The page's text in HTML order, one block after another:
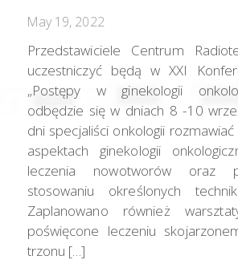
May 19, 2022
Przedstawiciele Centrum
uczestniczyć będą w XXI
„Postępy w ginekologii
odbędzie się w dniach 8 -10
dni specjaliści onkologii
aspektach ginekologii
leczenia nowotworów oraz
stosowaniu określonych
Zaplanowano również
poświęcone leczeniu
trzonu […]